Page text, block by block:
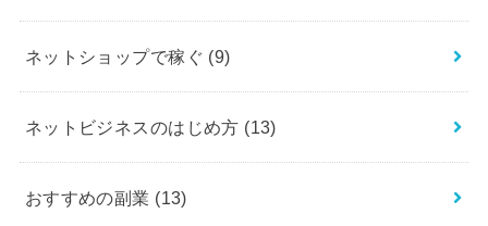
ネットショップで稼ぐ (9)
ネットビジネスのはじめ方 (13)
おすすめの副業 (13)